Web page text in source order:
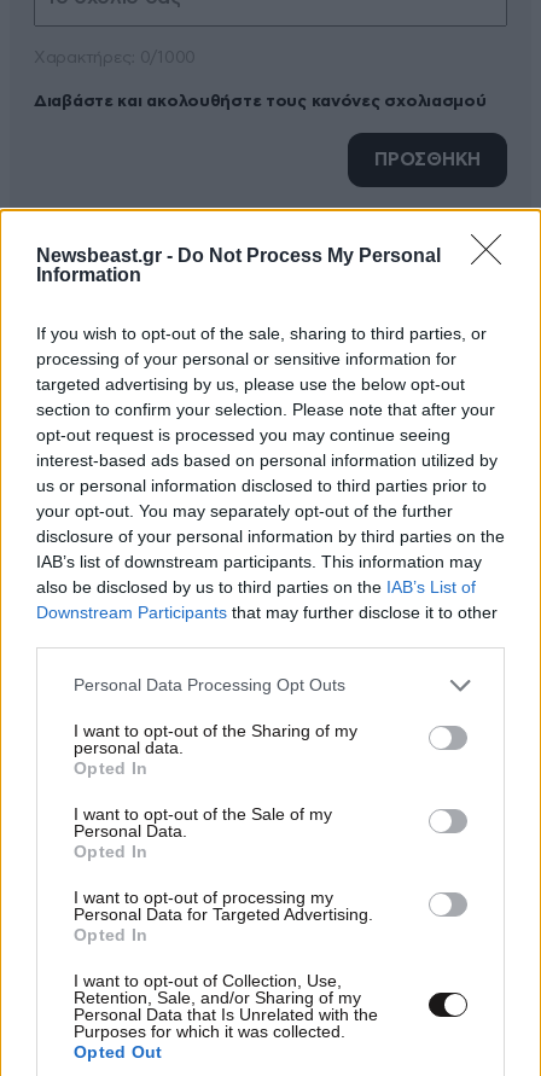
Newsbeast.gr - Do Not Process My Personal
Information
If you wish to opt-out of the sale, sharing to third parties, or
processing of your personal or sensitive information for
targeted advertising by us, please use the below opt-out
section to confirm your selection. Please note that after your
opt-out request is processed you may continue seeing
interest-based ads based on personal information utilized by
us or personal information disclosed to third parties prior to
your opt-out. You may separately opt-out of the further
disclosure of your personal information by third parties on the
IAB’s list of downstream participants. This information may
also be disclosed by us to third parties on the IAB’s List of
Downstream Participants that may further disclose it to other
Please note that this website/app uses one or more Google
not limited to your visit or usage behaviour. You may click to
grant or deny consent to Google and its third-party tags to
use your data for below specified purposes in below Google
consent section.
Personal Data Processing Opt Outs
I want to opt-out of the Sharing of my
personal data.
Opted In
I want to opt-out of the Sale of my
Personal Data.
Opted In
I want to opt-out of processing my
Personal Data for Targeted Advertising.
Opted In
I want to opt-out of Collection, Use,
Retention, Sale, and/or Sharing of my
Personal Data that Is Unrelated with the
Purposes for which it was collected.
Opted Out
Διαβάστε και ακολουθήστε τους κανόνες σχολιασμού
ΠΡΟΣΘΗΚΗ
Best5 14·05·2024 19:10
Σωστος ο μπογδανος ακριβως οοως ειναι τα
πράγματα
Απαντήστε 0
Αβγδεζ 14·05·2024 18:53
Το τραγικό είναι ότι όλα που λέει είναι τα αυτονόητα ,
αυτά που όλοι καταλαβαίνουν ότι είναι σωστά αλλά
δε μιλάνε πλέον δεν υπάρχει αριστερά δεξιά αλλά
woke και κοινή λογικη
ΠΕΡΙΣΣΟΤΕΡΑ ΣΧΟΛΙΑ
TRENDING